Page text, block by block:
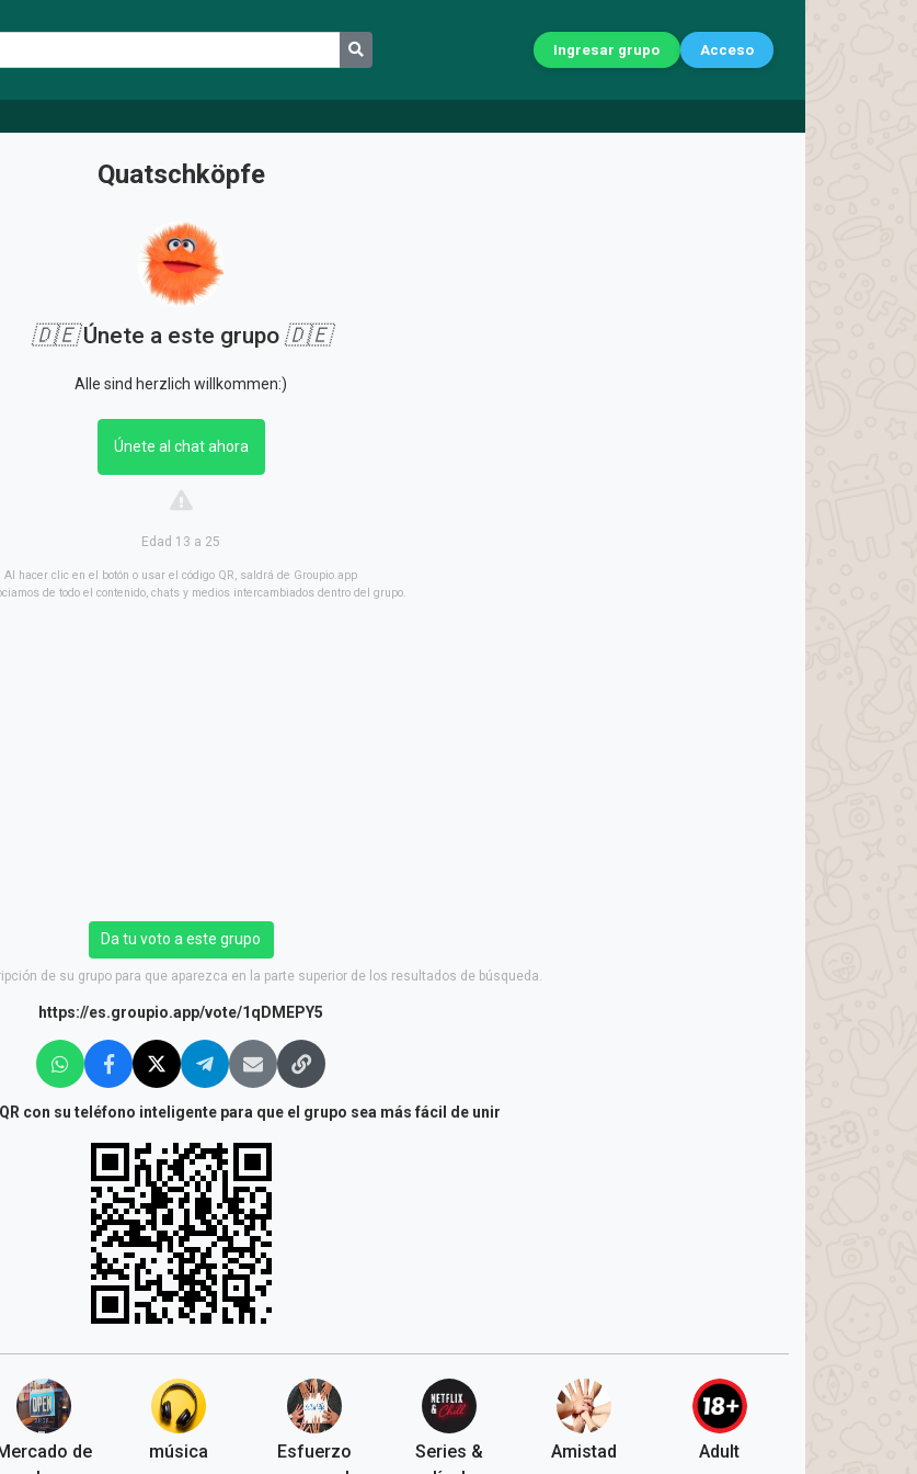
Ingresar grupo Acceso
Quatschköpfe
🇩🇪Únete a este grupo 🇩🇪
Alle sind herzlich willkommen:)
Únete al chat ahora
Edad 13 a 25
Al hacer clic en el botón o usar el código QR, saldrá de Groupio.app
de todo el contenido, chats y medios intercambiados dentro del grupo.
Da tu voto a este grupo
de su grupo para que aparezca en la parte superior de los resultados de búsqueda.
https://es.groupio.app/vote/1qDMEPY5
con su teléfono inteligente para que el grupo sea más fácil de unir
de
música
Esfuerzo
Series &
Amistad Adult